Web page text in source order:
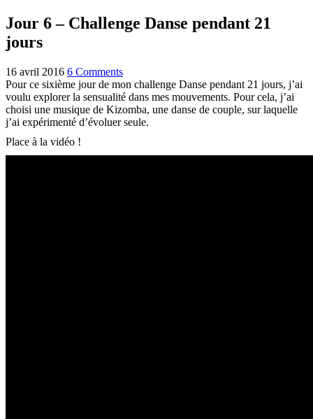
Jour 6 – Challenge Danse pendant 21
jours
16 avril 2016 6 Comments
Pour ce sixième jour de mon challenge Danse pendant 21 jours, j’ai
voulu explorer la sensualité dans mes mouvements. Pour cela, j’ai
choisi une musique de Kizomba, une danse de couple, sur laquelle
j’ai expérimenté d’évoluer seule.
Place à la vidéo !